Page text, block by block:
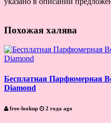
Похожая халява
Бесплатная Парфюмерная
Diamond
free-lookup 2 года ago